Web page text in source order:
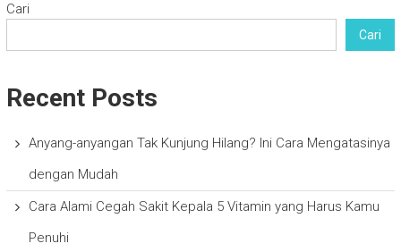
Cari
Cari
Recent Posts
Anyang-anyangan Tak Kunjung Hilang? Ini Cara Mengatasinya
dengan Mudah
Cara Alami Cegah Sakit Kepala 5 Vitamin yang Harus Kamu
Penuhi